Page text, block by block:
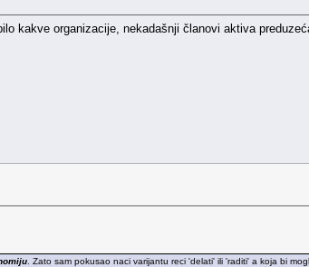
kakve organizacije, nekadašnji članovi aktiva
. Zato sam pokusao naci varijantu reci 'delati' ili 'raditi' a koja bi